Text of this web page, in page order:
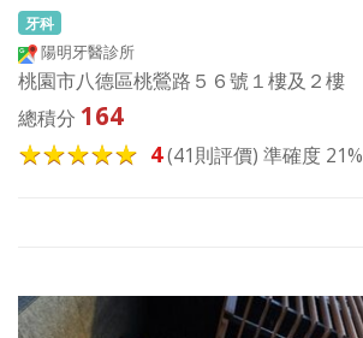
牙科
陽明牙醫診所
桃園市八德區桃鶯路５６號１樓及２樓
總積分 164
4(41則評價) 準確度 21%